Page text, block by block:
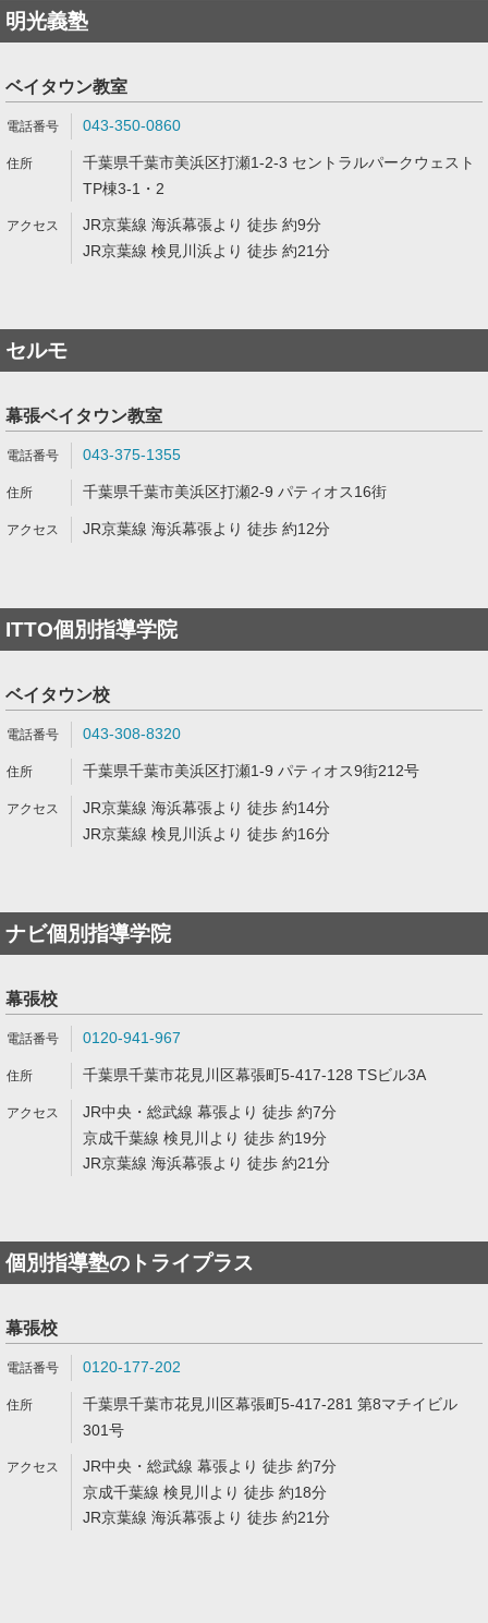
明光義塾
ベイタウン教室
043-350-0860
千葉県千葉市美浜区打瀬1-2-3 セントラルパークウェスト
TP棟3-1・2
JR京葉線 海浜幕張より 徒歩 約9分
JR京葉線 検見川浜より 徒歩 約21分
セルモ
幕張ベイタウン教室
043-375-1355
千葉県千葉市美浜区打瀬2-9 パティオス16街
JR京葉線 海浜幕張より 徒歩 約12分
ITTO個別指導学院
ベイタウン校
043-308-8320
千葉県千葉市美浜区打瀬1-9 パティオス9街212号
JR京葉線 海浜幕張より 徒歩 約14分
JR京葉線 検見川浜より 徒歩 約16分
ナビ個別指導学院
幕張校
0120-941-967
千葉県千葉市花見川区幕張町5-417-128 TSビル3A
JR中央・総武線 幕張より 徒歩 約7分
京成千葉線 検見川より 徒歩 約19分
JR京葉線 海浜幕張より 徒歩 約21分
個別指導塾のトライプラス
幕張校
0120-177-202
千葉県千葉市花見川区幕張町5-417-281 第8マチイビル
301号
JR中央・総武線 幕張より 徒歩 約7分
京成千葉線 検見川より 徒歩 約18分
JR京葉線 海浜幕張より 徒歩 約21分